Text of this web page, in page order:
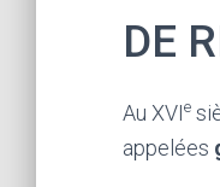
DE
Au XVIe
appelées